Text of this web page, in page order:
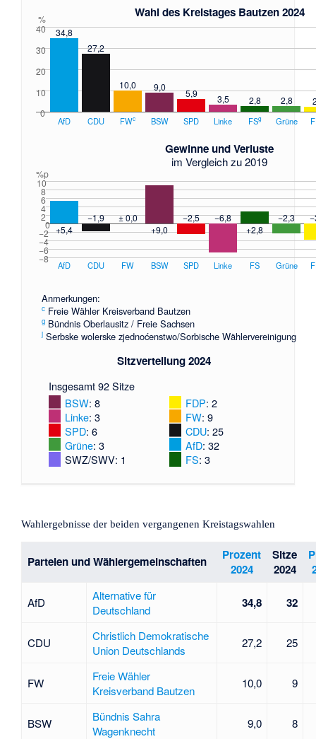
Wahl des Kreistages Bautzen 2024
%
40
30
20
10
0
34,8
27,2
10,0 9,0
5,9 3,5 2,8 2,8
AfD CDU FWc BSW SPD Linke FSg Grüne
Gewinne und Verluste
im Vergleich zu 2019
%p
10
8
6
4
2
0
−2
−4
−6
−8
+5,4
−1,9
± 0,0
+9,0
−2,5
−6,8
+2,8
−2,3
AfD CDU FW BSW SPD Linke FS Grüne
Anmerkungen:
c Freie Wähler Kreisverband Bautzen
g Bündnis Oberlausitz / Freie Sachsen
j Serbske wolerske zjednoćenstwo/Sorbische Wählervereinigung
Sitzverteilung 2024
Insgesamt 92 Sitze
BSW: 8
Linke: 3
SPD: 6
Grüne: 3
SWZ/SWV: 1
FDP: 2
FW: 9
CDU: 25
AfD: 32
FS: 3
Wahlergebnisse der beiden vergangenen Kreistagswahlen
Parteien und Wählergemeinschaften
Prozent
2024
Sitze
2024
AfD
Alternative für
Deutschland
34,8 32
CDU
Christlich Demokratische
Union Deutschlands
27,2 25
FW
Freie Wähler
Kreisverband Bautzen
10,0 9
BSW
Bündnis Sahra
Wagenknecht
9,0 8